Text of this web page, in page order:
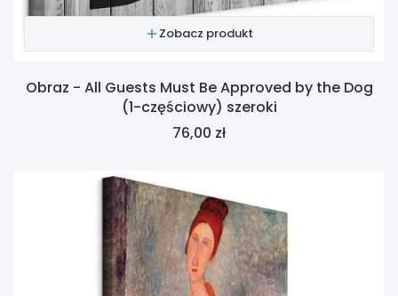
Zobacz produkt
Obraz - All Guests Must Be Approved by the Dog
(1-częściowy) szeroki
Cena
76,00 zł